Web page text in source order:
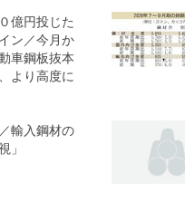
億円投じた
ン／今月か
車鋼板抜本
より高度に
輸入鋼材の
」